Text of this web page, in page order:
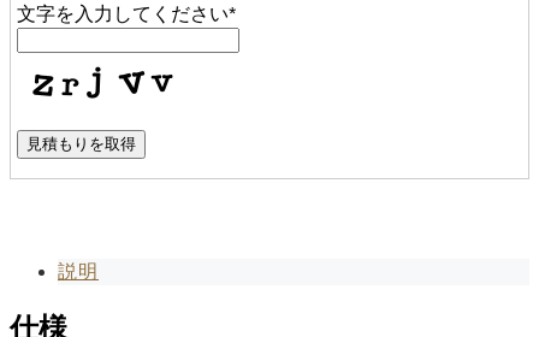
Business
Email*
文字を入力してください*
見積もりを取得
説明
仕様